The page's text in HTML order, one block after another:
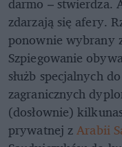
zdarzają się afery.
ponownie wybrany
Szpiegowanie
służb specjalnych
zagranicznych
(dosłownie)
prywatnej zArabii